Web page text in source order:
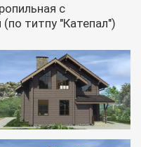
с
титпу "Катепал")